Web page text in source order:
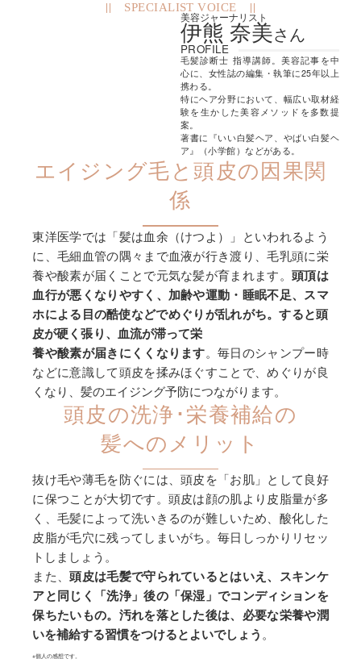
ハリ･ツヤ*を目指す方に
光エステをしたい方に
年齢肌が気になる方に
SPECIALIST VOICE
美容ジャーナリスト
伊熊 奈美さん
PROFILE
毛髪診断士 指導講師。美容記事を中
心に、女性誌の編集・執筆に25年以上
携わる。
特にヘア分野において、幅広い取材経
験を生かした美容メソッドを多数提
案。
著書に『いい白髪ヘア、やばい白髪ヘ
ア』（小学館）などがある。
エイジング毛と頭皮の因果関
係
東洋医学では「髪は血余（けつよ）」といわれるよう
に、毛細血管の隅々まで血液が行き渡り、毛乳頭に栄
養や酸素が届くことで元気な髪が育まれます。頭頂は
血行が悪くなりやすく、加齢や運動・睡眠不足、スマ
ホによる目の酷使などでめぐりが乱れがち。すると頭
皮が硬く張り、血流が滞って栄
養や酸素が届きにくくなります。毎日のシャンプー時
などに意識して頭皮を揉みほぐすことで、めぐりが良
くなり、髪のエイジング予防につながります。
頭皮の洗浄･栄養補給の
髪へのメリット
抜け毛や薄毛を防ぐには、頭皮を「お肌」として良好
に保つことが大切です。頭皮は顔の肌より皮脂量が多
く、毛髪によって洗いきるのが難しいため、酸化した
皮脂が毛穴に残ってしまいがち。毎日しっかりリセッ
トしましょう。
また、頭皮は毛髪で守られているとはいえ、スキンケ
アと同じく「洗浄」後の「保湿」でコンディションを
保ちたいもの。汚れを落とした後は、必要な栄養や潤
いを補給する習慣をつけるとよいでしょう 。
※個人の感想です。